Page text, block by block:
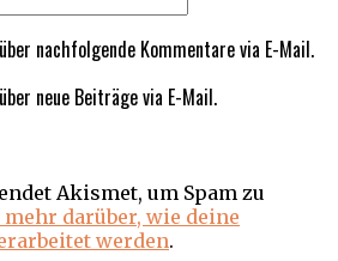
nachfolgende Kommentare via E-Mail.
neue Beiträge via E-Mail.
Akismet, um Spam zu
darüber, wie deine
werden.